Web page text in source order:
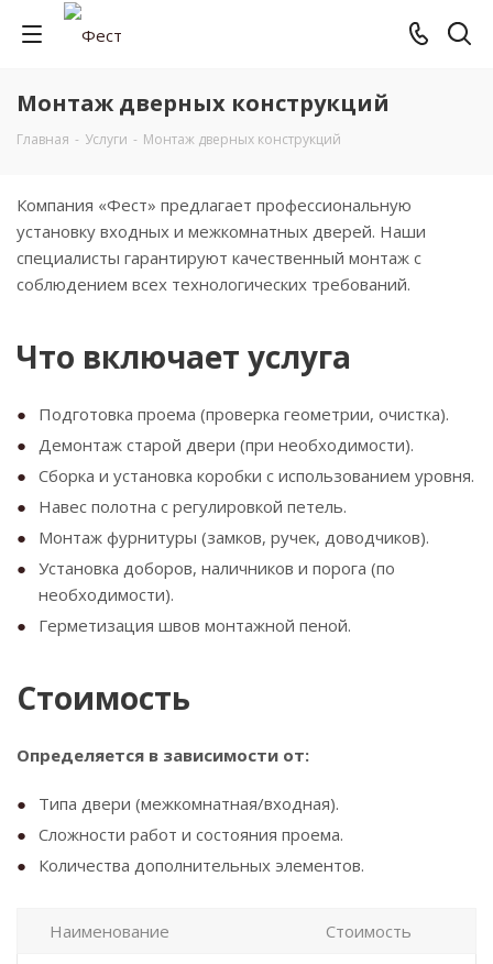
Монтаж дверных конструкций
Главная - Услуги - Монтаж дверных конструкций
Компания «Фест» предлагает профессиональную
установку входных и межкомнатных дверей. Наши
специалисты гарантируют качественный монтаж с
соблюдением всех технологических требований.
Что включает услуга
Подготовка проема (проверка геометрии, очистка).
Демонтаж старой двери (при необходимости).
Сборка и установка коробки с использованием уровня.
Навес полотна с регулировкой петель.
Монтаж фурнитуры (замков, ручек, доводчиков).
Установка доборов, наличников и порога (по
необходимости).
Герметизация швов монтажной пеной.
Стоимость
Определяется в зависимости от:
Типа двери (межкомнатная/входная).
Сложности работ и состояния проема.
Количества дополнительных элементов.
Наименование Стоимость